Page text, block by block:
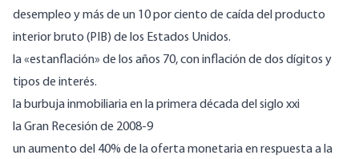
desempleo y más de un 10 por ciento de caída del producto
interior bruto (PIB) de los Estados Unidos.
la «estanflación» de los años 70, con inflación de dos dígitos y
tipos de interés.
la burbuja inmobiliaria en la primera década del siglo xxi
la Gran Recesión de 2008-9
un aumento del 40% de la oferta monetaria en respuesta a la